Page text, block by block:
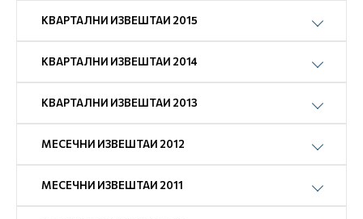
КВАРТАЛНИ ИЗВЕШТАИ 2015
КВАРТАЛНИ ИЗВЕШТАИ 2014
КВАРТАЛНИ ИЗВЕШТАИ 2013
МЕСЕЧНИ ИЗВЕШТАИ 2012
МЕСЕЧНИ ИЗВЕШТАИ 2011